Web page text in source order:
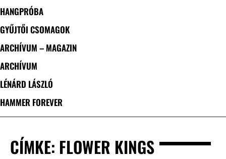
HANGPRÓBA
GYŰJTŐI CSOMAGOK
ARCHÍVUM – MAGAZIN
ARCHÍVUM
LÉNÁRD LÁSZLÓ
HAMMER FOREVER
CÍMKE: FLOWER KINGS